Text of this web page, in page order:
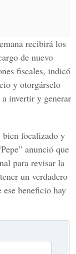
recibirá los
de nuevo
fiscales, indicó
y otorgárselo
a invertir y generar
bien focalizado y
anunció que
para revisar la
un verdadero
beneficio hay